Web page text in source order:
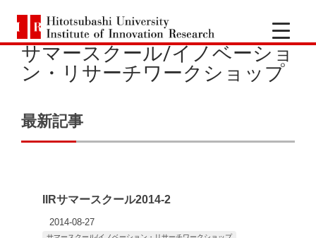
橋
大
Hitotsubashi
University
Institute
of
Innovation
サマースクール/イノベーショ
ン・リサーチワークショップ
最新記事
IIRサマースクール2014-2
2014-08-27